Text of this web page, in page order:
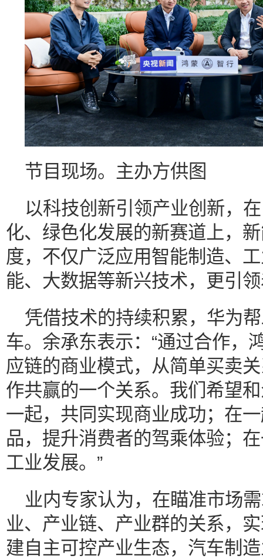
节目现场。主办方供图
以科技创新引领产业创新，
化、绿色化发展的新赛道上，
度，不仅广泛应用智能制造、
能、大数据等新兴技术，更引
凭借技术的持续积累，华为
车。余承东表示：“通过合作，
应链的商业模式，从简单买卖
作共赢的一个关系。我们希望
一起，共同实现商业成功；在
品，提升消费者的驾乘体验；
工业发展。”
业内专家认为，在瞄准市场
业、产业链、产业群的关系，
建自主可控产业生态，汽车制